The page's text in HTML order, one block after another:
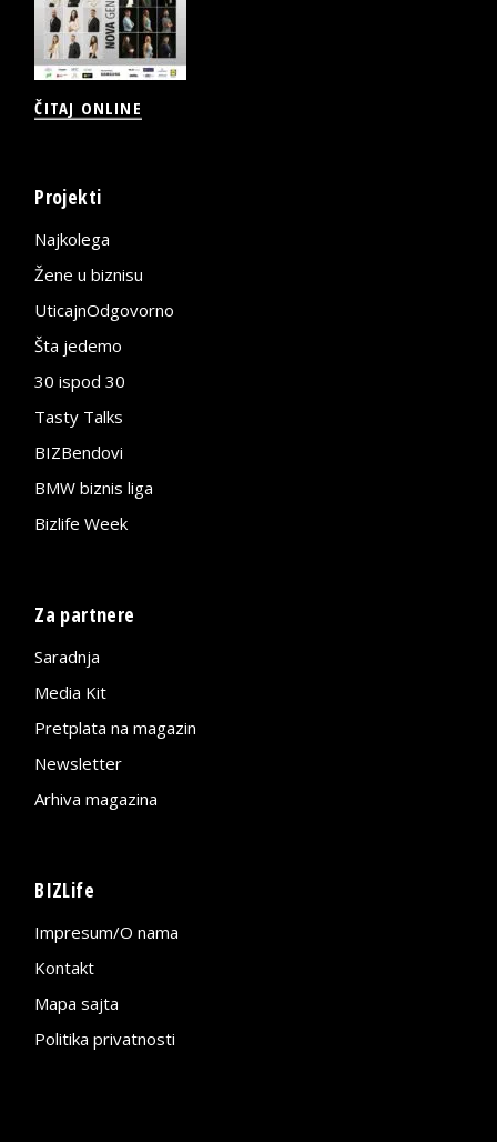
ČITAJ ONLINE
Projekti
Najkolega
Žene u biznisu
UticajnOdgovorno
Šta jedemo
30 ispod 30
Tasty Talks
BIZBendovi
BMW biznis liga
Bizlife Week
Za partnere
Saradnja
Media Kit
Pretplata na magazin
Newsletter
Arhiva magazina
BIZLife
Impresum/O nama
Kontakt
Mapa sajta
Politika privatnosti